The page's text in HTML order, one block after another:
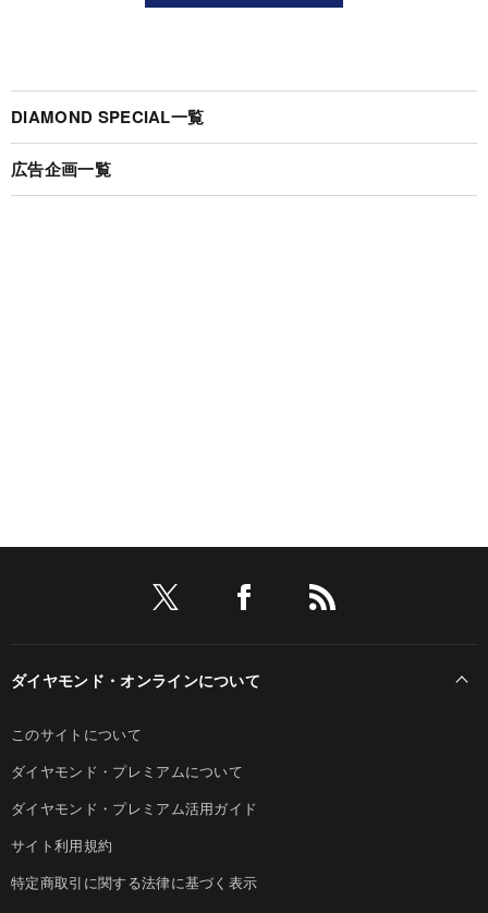
DIAMOND SPECIAL一覧
広告企画一覧
ダイヤモンド・オンラインについて
このサイトについて
ダイヤモンド・プレミアムについて
ダイヤモンド・プレミアム活用ガイド
サイト利用規約
特定商取引に関する法律に基づく表示